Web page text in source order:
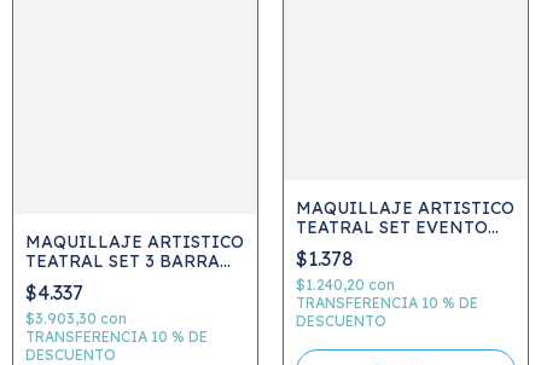
MAQUILLAJE ARTISTICO
TEATRAL SET 3 BARRA
BRILLANTE 4 GRS C.791
$4.337
$3.903,30 con
TRANSFERENCIA 10 % DE
DESCUENTO
MAQUILLAJE ARTISTICO
TEATRAL SET EVENTO
ACUA X 2 unid 2GRS C/U
Cod.150
$1.378
$1.240,20 con
TRANSFERENCIA 10 % DE
DESCUENTO